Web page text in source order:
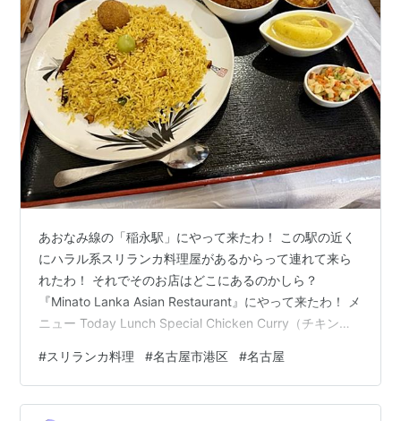
あおなみ線の「稲永駅」にやって来たわ！ この駅の近く
にハラル系スリランカ料理屋があるからって連れて来ら
れたわ！ それでそのお店はどこにあるのかしら？
『Minato Lanka Asian Restaurant』にやって来たわ！ メ
ニュー Today Lunch Special Chicken Curry（チキンカ
Maluwa（アナシ・マルワ） サラダ Yellow rises（イエロ
ーライス） サイダー おかわり Cutlet（カトゥレット）
Fish Roll（フィッシュロール） Surutappam（スルタッ
#スリランカ料理 #名古屋市港区 #名古屋